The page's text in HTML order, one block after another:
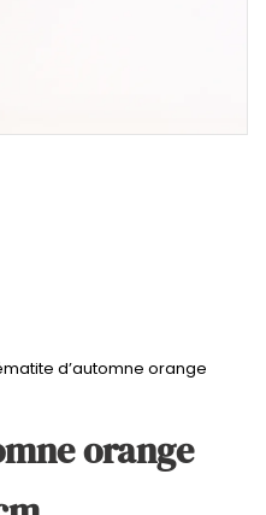
d’automne orange
orange